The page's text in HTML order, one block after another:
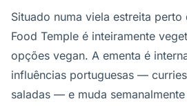
Situado numa viela estreita
Food Temple é inteiramente
opções vegan. A ementa é
influências portuguesas —
saladas — e muda